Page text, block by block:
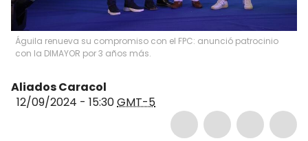
Águila renueva su compromiso con el FPC: anunció patrocinio
con la DIMAYOR por 3 años más.
Aliados Caracol
12/09/2024 - 15:30GMT-5